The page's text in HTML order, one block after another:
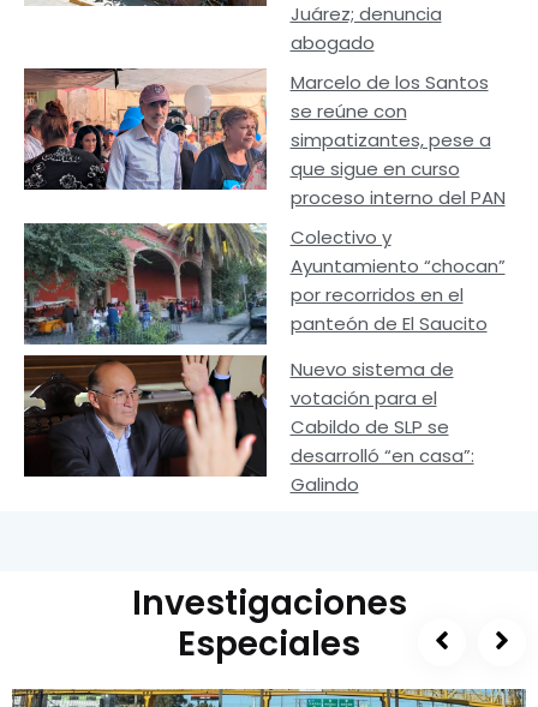
Juárez; denuncia
abogado
Marcelo de los Santos
se reúne con
simpatizantes, pese a
que sigue en curso
proceso interno del PAN
Colectivo y
Ayuntamiento “chocan”
por recorridos en el
panteón de El Saucito
Nuevo sistema de
votación para el
Cabildo de SLP se
desarrolló “en casa”:
Galindo
Investigaciones
Especiales